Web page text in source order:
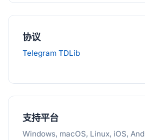
协议
Telegram TDLib
支持平台
Windows, macOS, Linux, iOS,